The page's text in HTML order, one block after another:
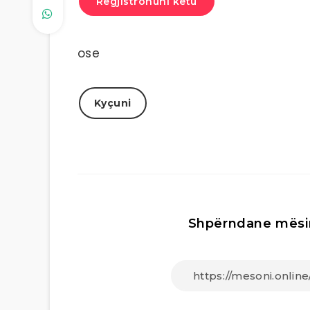
ose
Kyçuni
Shpërndane